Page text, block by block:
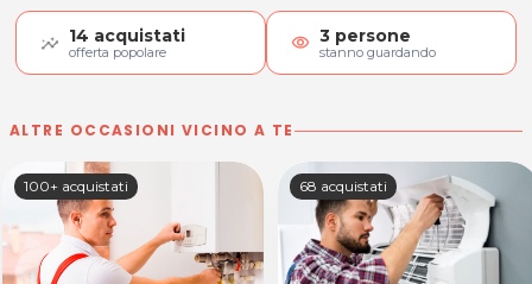
14 acquistati
offerta popolare visibility 3 persone
stanno guardando
ALTRE OCCASIONI VICINO A TE
100+ acquistati 68 acquistati